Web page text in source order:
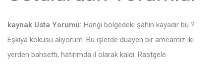
kaynak Usta Yorumu: Hangi bölgedeki şahin kayadır bu ?
Eşkıya kokusu alıyorum. Bu işlerde duayen bir amcamız iki
yerden bahsetti, hatırımda il olarak kaldı. Rastgele